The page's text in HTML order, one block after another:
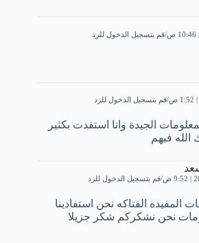
قم بتسجيل الدخول للرد
قم بتسجيل الدخول للرد
الجيدة وانا استفدت بكثير
الله فيهم
قم بتسجيل الدخول للرد
المفيده الفتاكه نحن استفادينا
نحن نشكركم شكر جزيلا